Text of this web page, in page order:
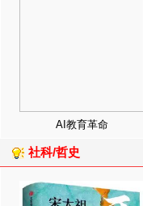
AI教育革命
社科/哲史